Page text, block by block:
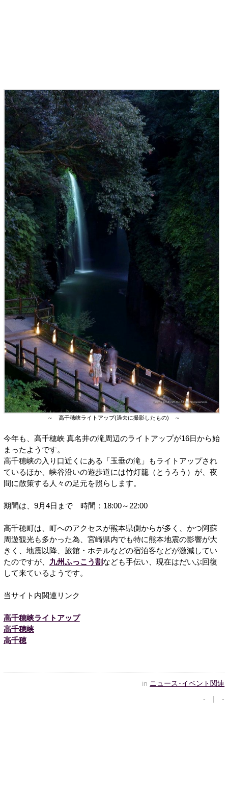
～ 高千穂峡ライトアップ(過去に撮影したもの) ～
今年も、高千穂峡 真名井の滝周辺のライトアップが16日から始
まったようです。
高千穂峡の入り口近くにある「玉垂の滝」もライトアップされ
ているほか、峡谷沿いの遊歩道には竹灯籠（とうろう）が、夜
間に散策する人々の足元を照らします。
期間は、9月4日まで 時間：18:00～22:00
高千穂町は、町へのアクセスが熊本県側からが多く、かつ阿蘇
周遊観光も多かった為、宮崎県内でも特に熊本地震の影響が大
きく、地震以降、旅館・ホテルなどの宿泊客などが激減してい
たのですが、 九州ふっこう割なども手伝い、現在はだいぶ回復
して来ているようです。
当サイト内関連リンク
高千穂峡ライトアップ
高千穂峡
高千穂
in ニュース･イベント関連
- | -